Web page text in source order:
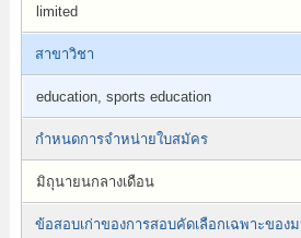
limited
สาขาวิชา
education, sports education
กำหนดการจำหน่ายใบสมัคร
มิถุนายนกลางเดือน
ข้อสอบเก่าของการสอบคัดเลือกเฉพาะของ